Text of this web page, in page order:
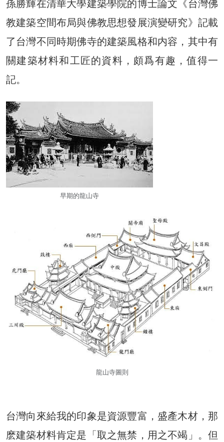
孫勝輝在清華大學建築學院的博士論文《台灣佛
教建築空間布局與佛教思想發展演變研究》記載
了台灣不同時期佛寺的建築風格和内容，其中有
關建築材料和工匠的資料，頗爲有趣，值得一
記。
早期的龍山寺
龍山寺圖則
台灣向來給我的印象是資源豐富，盛產木材，那
麽建築材料肯定是「取之無禁，用之不竭」。但